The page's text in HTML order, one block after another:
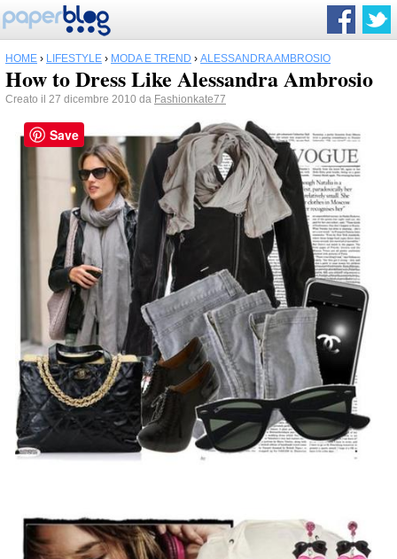
HOME › LIFESTYLE › MODA E TREND › ALESSANDRA AMBROSIO
How to Dress Like Alessandra Ambrosio
Creato il 27 dicembre 2010 da Fashionkate77
Save